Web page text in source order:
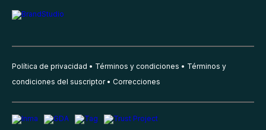
Política de privacidad Términos y condiciones
Términos y
condiciones del suscriptor
Correcciones